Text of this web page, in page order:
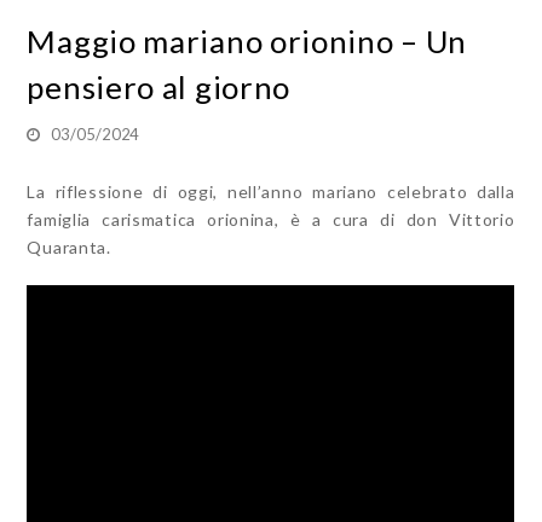
Maggio mariano orionino – Un
pensiero al giorno
03/05/2024
La riflessione di oggi, nell’anno mariano celebrato dalla
famiglia carismatica orionina, è a cura di don Vittorio
Quaranta.